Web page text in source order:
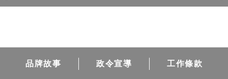
品牌故事 政令宣導 工作條款